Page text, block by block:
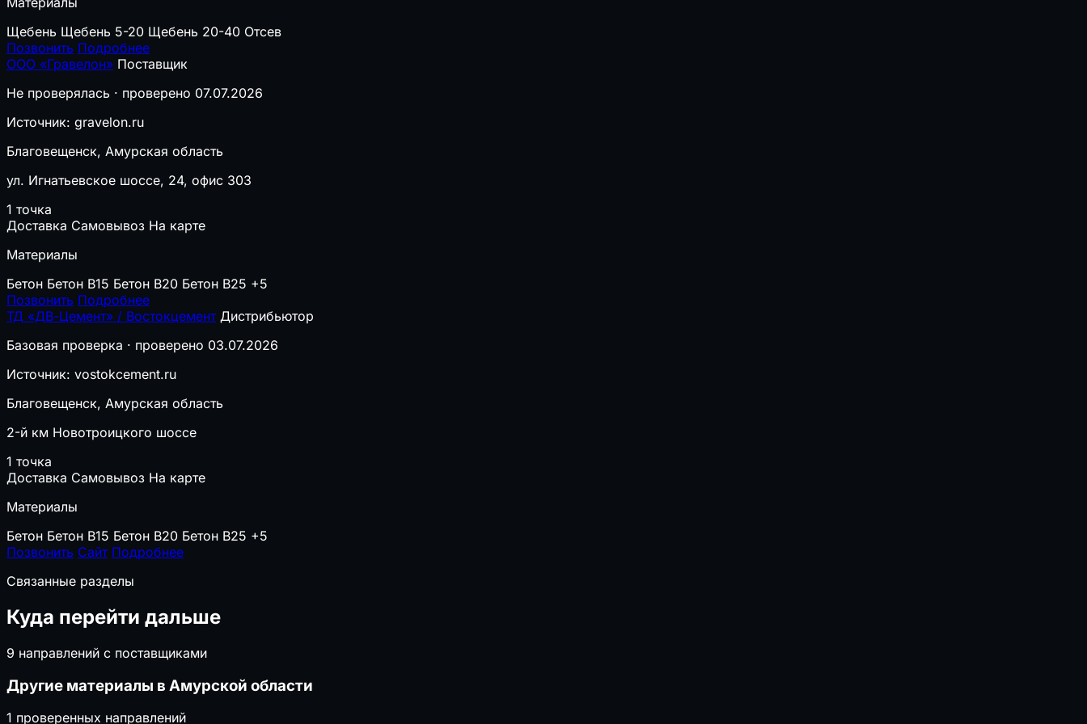
Щебень Щебень 5-20 Щебень 20-40 Отсев
Позвонить Подробнее
ООО «Гравелон» Поставщик
Не проверялась · проверено 07.07.2026
Источник: gravelon.ru
Благовещенск, Амурская область
ул. Игнатьевское шоссе, 24, офис 303
1 точка
Доставка Самовывоз На карте
Материалы
Бетон Бетон B15 Бетон B20 Бетон B25 +5
Позвонить Подробнее
ТД «ДВ-Цемент» / Востокцемент Дистрибьютор
Базовая проверка · проверено 03.07.2026
Источник: vostokcement.ru
Благовещенск, Амурская область
2-й км Новотроицкого шоссе
1 точка
Доставка Самовывоз На карте
Материалы
Бетон Бетон B15 Бетон B20 Бетон B25 +5
Позвонить Сайт Подробнее
Связанные разделы
Куда перейти дальше
9 направлений с поставщиками
Другие материалы в Амурской области
1 проверенных направлений